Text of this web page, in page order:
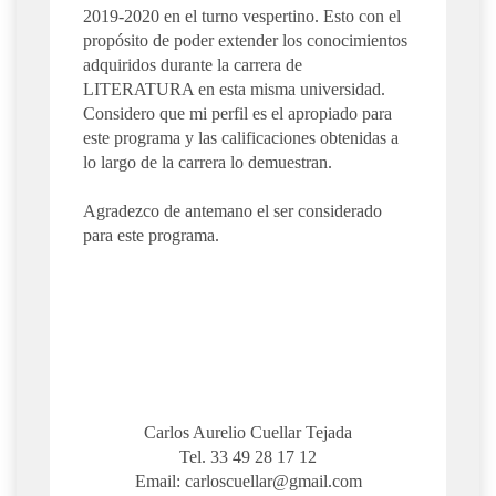
2019-2020 en el turno vespertino. Esto con el
propósito de poder extender los conocimientos
adquiridos durante la carrera de
LITERATURA en esta misma universidad.
Considero que mi perfil es el apropiado para
este programa y las calificaciones obtenidas a
lo largo de la carrera lo demuestran.
Agradezco de antemano el ser considerado
para este programa.
Carlos Aurelio Cuellar Tejada
Tel. 33 49 28 17 12
Email: carloscuellar@gmail.com